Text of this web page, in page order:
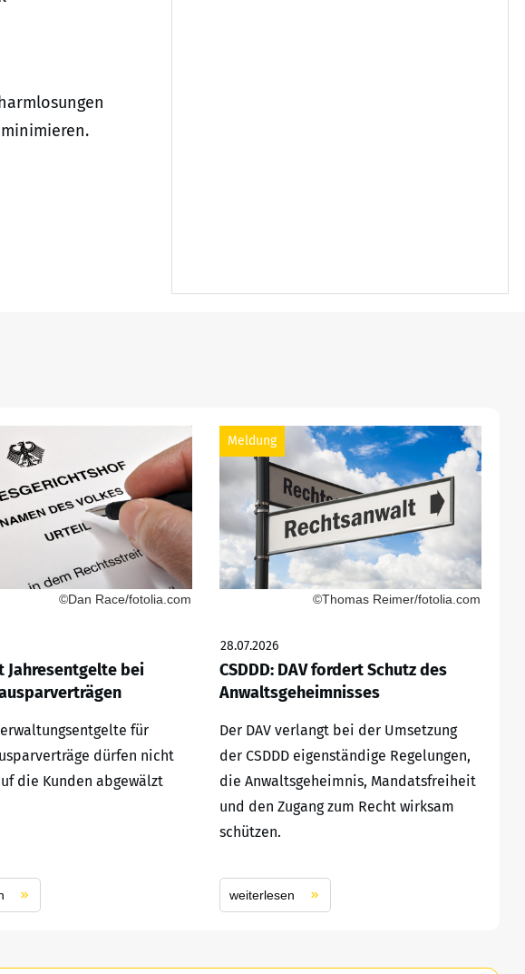
©Dan Race/fotolia.com
Jahresentgelte bei
für
dürfen nicht
die Kunden abgewälzt
Meldung
©Thomas Reimer/fotolia.com
28.07.2026
CSDDD: DAV fordert Schutz des
Anwaltsgeheimnisses
Der DAV verlangt bei der Umsetzung
der CSDDD eigenständige Regelungen,
die Anwaltsgeheimnis, Mandatsfreiheit
und den Zugang zum Recht wirksam
schützen.
weiterlesen